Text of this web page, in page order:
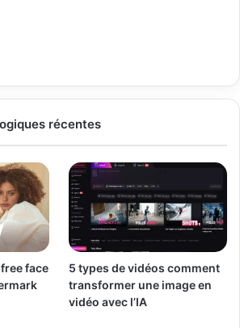
récentes
face
5 types de vidéos comment
transformer une image en
vidéo avec l’IA